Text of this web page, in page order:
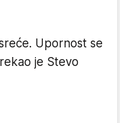
Upornost se
je Stevo